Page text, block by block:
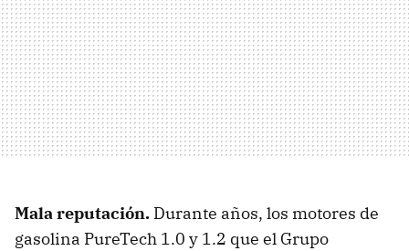
Mala reputación. Durante años, los motores de
gasolina PureTech 1.0 y 1.2 que el Grupo